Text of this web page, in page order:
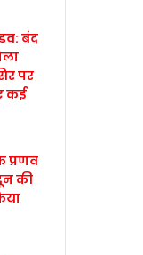
बंद
पर
कई
प्रणव
की